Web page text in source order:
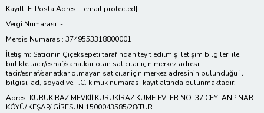
Kayıtlı E-Posta Adresi: [email protected]
Vergi Numarası: -
Mersis Numarası: 3749553318800001
İletişim: Satıcının Çiçeksepeti tarafından teyit edilmiş iletişim bilgileri ile
birlikte tacir/esnaf/sanatkar olan satıcılar için merkez adresi;
tacir/esnaf/sanatkar olmayan satıcılar için merkez adresinin bulunduğu il
bilgisi, ad, soyad ve T.C. kimlik numarası kayıt altında bulunmaktadır.
Adres: KURUKİRAZ MEVKİİ KURUKİRAZ KÜME EVLER NO: 37 CEYLANPINAR
KÖYÜ/ KEŞAP/ GİRESUN 1500043585/28/TUR